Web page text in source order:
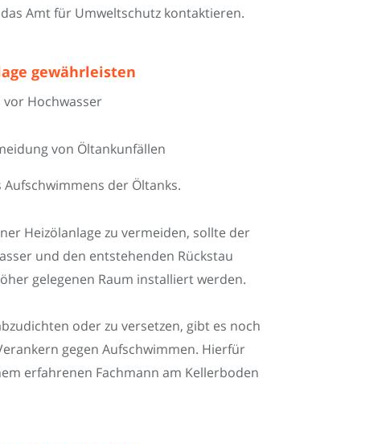
Amt für Umweltschutz kontaktieren.
gewährleisten
vor Hochwasser
von Öltankunfällen
der Öltanks.
Heizölanlage zu vermeiden, sollte der
und den entstehenden Rückstau
gelegenen Raum installiert werden.
oder zu versetzen, gibt es noch
gegen Aufschwimmen. Hierfür
erfahrenen Fachmann am Kellerboden